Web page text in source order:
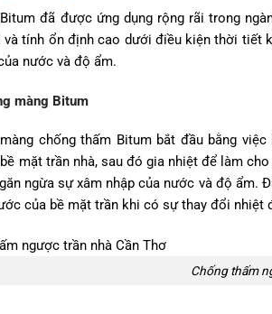
đã được ứng dụng rộng rãi trong
tính ổn định cao dưới điều kiện thời tiết
nước và độ ẩm.
màng Bitum
chống thấm Bitum bắt đầu bằng
mặt trần nhà, sau đó gia nhiệt để làm
ngừa sự xâm nhập của nước và độ ẩm.
của bề mặt trần khi có sự thay đổi nhiệt
Chống thấm